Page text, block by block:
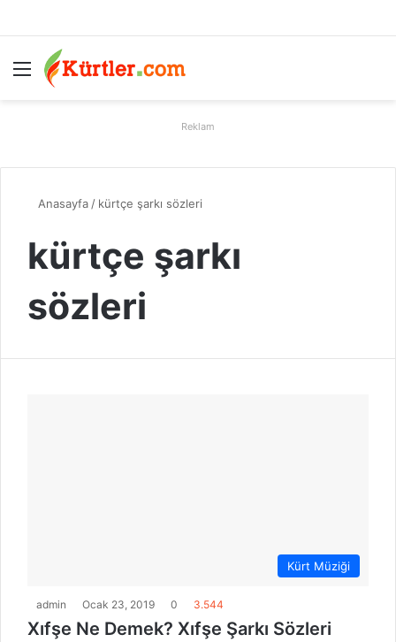
Menü
Reklam
Anasayfa / kürtçe şarkı sözleri
kürtçe şarkı
sözleri
Kürt Müziği
admin Ocak 23, 2019 0 3.544
Xıfşe Ne Demek? Xıfşe Şarkı Sözleri